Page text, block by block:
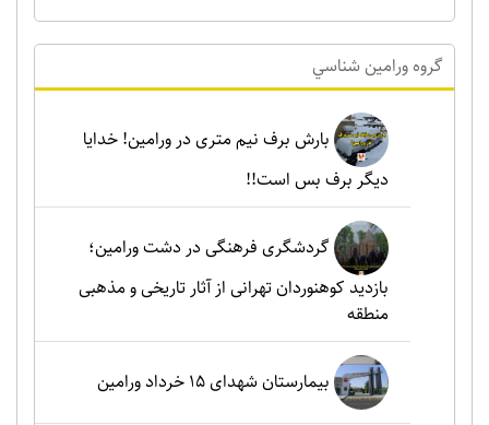
گروه ورامين شناسي
بارش برف نیم متری در ورامین! خدایا
دیگر برف بس است!!
گردشگری فرهنگی در دشت ورامین؛
بازدید کوهنوردان تهرانی از آثار تاریخی و مذهبی
منطقه
بیمارستان شهدای 15 خرداد ورامین